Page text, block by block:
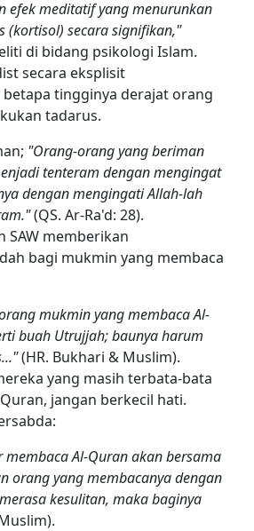
efek meditatif yang menurunkan
(kortisol) secara signifikan,"
di bidang psikologi Islam.
secara eksplisit
tingginya derajat orang
tadarus.
"Orang-orang yang beriman
tenteram dengan mengingat
dengan mengingati Allah-lah
(QS. Ar-Ra'd: 28).
SAW memberikan
bagi mukmin yang membaca
mukmin yang membaca Al-
buah Utrujjah; baunya harum
(HR. Bukhari & Muslim).
yang masih terbata-bata
jangan berkecil hati.
Al-Quran akan bersama
orang yang membacanya dengan
kesulitan, maka baginya